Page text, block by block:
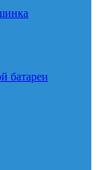
батареи